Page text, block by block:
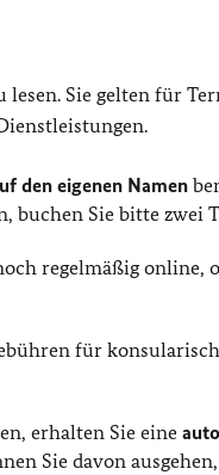
lesen. Sie gelten für
den eigenen Namen
buchen Sie bitte zwei
regelmäßig online,
für
erhalten Sie eine
Sie davon ausgehen,